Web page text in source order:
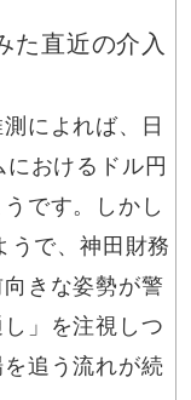
た直近の介入
によれば、日
おけるドル円
です。しかし
うで、神田財務
きな姿勢が警
」を注視しつ
追う流れが続